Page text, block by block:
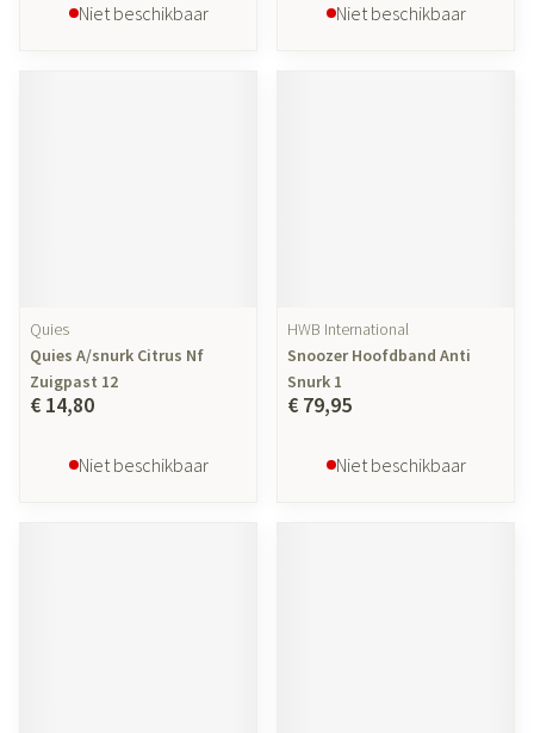
Niet beschikbaar Niet beschikbaar
Quies
Quies A/snurk Citrus Nf
Zuigpast 12
€ 14,80
Niet beschikbaar
HWB International
Snoozer Hoofdband Anti
Snurk 1
€ 79,95
Niet beschikbaar